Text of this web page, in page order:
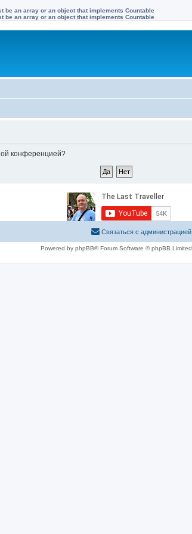
be an array or an object that implements Countable
be an array or an object that implements Countable
конференцией?
Связаться с администрацией
Powered by phpBB® Forum Software © phpBB Limited